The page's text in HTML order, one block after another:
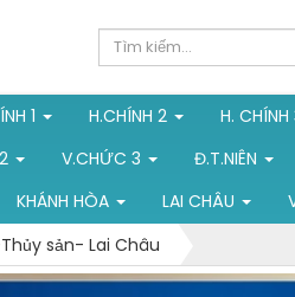
1 H.CHÍNH 2 H. CHÍNH
V.CHỨC 3 Đ.T.NIÊN
KHÁNH HÒA LAI CHÂU
sản- Lai Châu